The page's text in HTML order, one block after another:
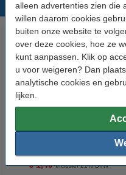
alleen advertenties zien die
willen daarom cookies
buiten onze website te
over deze cookies, hoe ze
kunt aanpassen. Klik op
u voor weigeren? Dan
analytische cookies en
lijken.
Pampers billendoekjes Fresh
€ 1,49 Inclusief 21% BTW